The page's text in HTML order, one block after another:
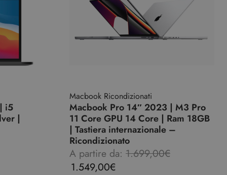
i5
|
Macbook Ricondizionati
Macbook Pro 14″ 2023 | M3 Pro
11 Core GPU 14 Core | Ram 18GB
| Tastiera internazionale –
Ricondizionato
A partire da: 1.699,00€
1.549,00€